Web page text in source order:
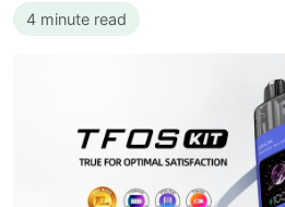
4 minute read